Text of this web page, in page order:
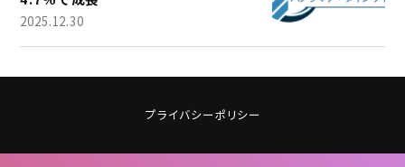
2025.12.30
プライバシーポリシー